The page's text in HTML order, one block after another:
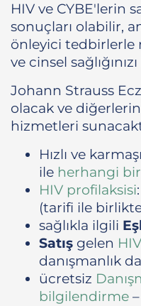
HIV ve CYBE'lerin
sonuçları olabilir,
önleyici tedbirlerle
ve cinsel
Johann Strauss
olacak ve
hizmetleri
Hızlı ve
ile herhangi
HIV profilaksisi:
(tarifi ile
sağlıkla ilgili
Satış gelen
danışmanlık
ücretsiz
bilgilendirme –